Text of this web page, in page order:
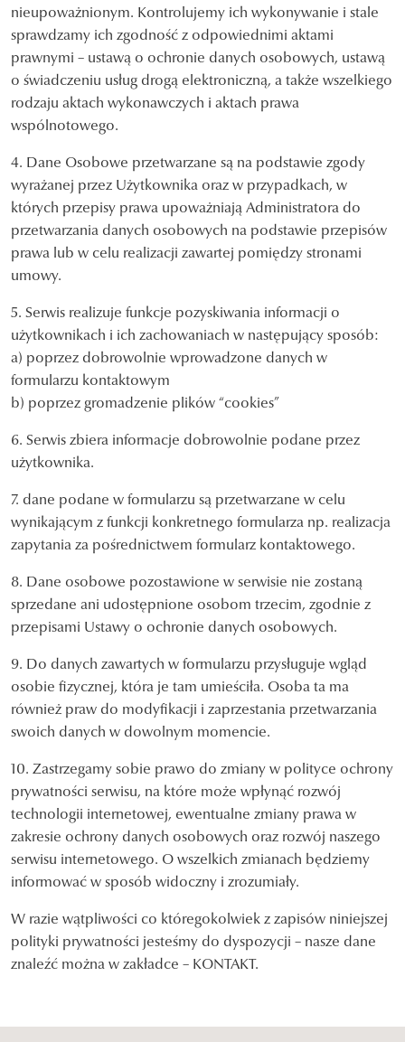
nieupoważnionym. Kontrolujemy ich wykonywanie i stale
sprawdzamy ich zgodność z odpowiednimi aktami
prawnymi – ustawą o ochronie danych osobowych, ustawą
o świadczeniu usług drogą elektroniczną, a także wszelkiego
rodzaju aktach wykonawczych i aktach prawa
wspólnotowego.
4. Dane Osobowe przetwarzane są na podstawie zgody
wyrażanej przez Użytkownika oraz w przypadkach, w
których przepisy prawa upoważniają Administratora do
przetwarzania danych osobowych na podstawie przepisów
prawa lub w celu realizacji zawartej pomiędzy stronami
umowy.
5. Serwis realizuje funkcje pozyskiwania informacji o
użytkownikach i ich zachowaniach w następujący sposób:
a) poprzez dobrowolnie wprowadzone danych w
formularzu kontaktowym
b) poprzez gromadzenie plików “cookies”
6. Serwis zbiera informacje dobrowolnie podane przez
użytkownika.
7. dane podane w formularzu są przetwarzane w celu
wynikającym z funkcji konkretnego formularza np. realizacja
zapytania za pośrednictwem formularz kontaktowego.
8. Dane osobowe pozostawione w serwisie nie zostaną
sprzedane ani udostępnione osobom trzecim, zgodnie z
przepisami Ustawy o ochronie danych osobowych.
9. Do danych zawartych w formularzu przysługuje wgląd
osobie fizycznej, która je tam umieściła. Osoba ta ma
również praw do modyfikacji i zaprzestania przetwarzania
swoich danych w dowolnym momencie.
10. Zastrzegamy sobie prawo do zmiany w polityce ochrony
prywatności serwisu, na które może wpłynąć rozwój
technologii internetowej, ewentualne zmiany prawa w
zakresie ochrony danych osobowych oraz rozwój naszego
serwisu internetowego. O wszelkich zmianach będziemy
informować w sposób widoczny i zrozumiały.
W razie wątpliwości co któregokolwiek z zapisów niniejszej
polityki prywatności jesteśmy do dyspozycji – nasze dane
znaleźć można w zakładce – KONTAKT.